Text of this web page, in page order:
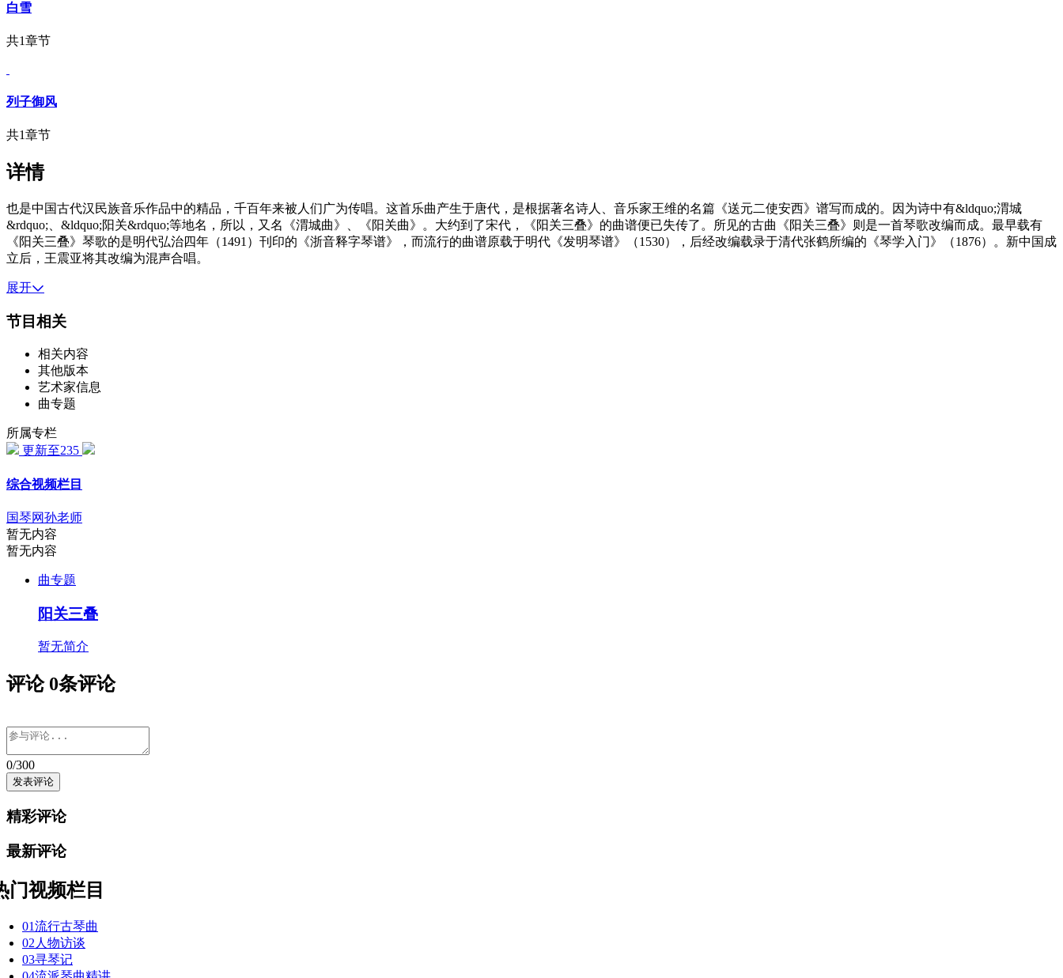
白雪
共1章节
列子御风
共1章节
详情
也是中国古代汉民族音乐作品中的精品，千百年来被人们广为传唱。这首乐曲产生于唐代，是根据著名诗人、音乐家王维的名篇《送元二使安西》谱写而成的。因为诗中有&ldquo;渭城
&rdquo;、&ldquo;阳关&rdquo;等地名，所以，又名《渭城曲》、《阳关曲》。大约到了宋代，《阳关三叠》的曲谱便已失传了。所见的古曲《阳关三叠》则是一首琴歌改编而成。最早载有
《阳关三叠》琴歌的是明代弘治四年（1491）刊印的《浙音释字琴谱》，而流行的曲谱原载于明代《发明琴谱》（1530），后经改编载录于清代张鹤所编的《琴学入门》（1876）。新中国成
立后，王震亚将其改编为混声合唱。
展开
节目相关
相关内容
其他版本
艺术家信息
曲专题
所属专栏
更新至235
综合视频栏目
国琴网孙老师
暂无内容
暂无内容
曲专题
阳关三叠
暂无简介
评论 0条评论
0/300
精彩评论
最新评论
门视频栏目
01流行古琴曲
02 人物访谈
03寻琴记